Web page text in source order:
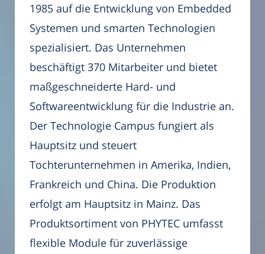
1985 auf die Entwicklung von Embedded
Systemen und smarten Technologien
spezialisiert. Das Unternehmen
beschäftigt 370 Mitarbeiter und bietet
maßgeschneiderte Hard- und
Softwareentwicklung für die Industrie an.
Der Technologie Campus fungiert als
Hauptsitz und steuert
Tochterunternehmen in Amerika, Indien,
Frankreich und China. Die Produktion
erfolgt am Hauptsitz in Mainz. Das
Produktsortiment von PHYTEC umfasst
flexible Module für zuverlässige